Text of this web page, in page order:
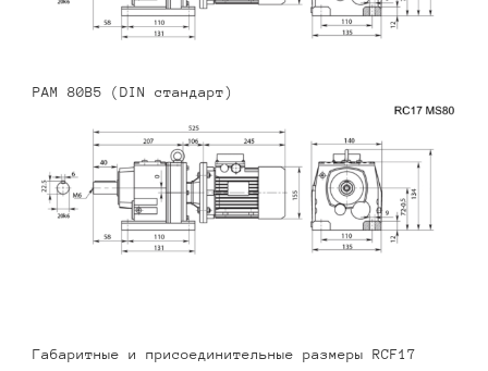
PAM 80B5 (DIN стандарт)
Габаритные и присоединительные размеры RCF17